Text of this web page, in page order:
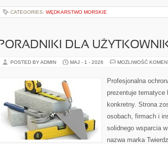
CATEGORIES: WĘDKARSTWO MORSKIE
PORADNIKI DLA
POSTED BY ADMIN MAJ - 1 - 2026 MOŻLIWOŚĆ
Profesjonalna
prezentuje tematyce
konkretny. Strona
osobach, firmach i
solidnego wsparcia
nazwa marka